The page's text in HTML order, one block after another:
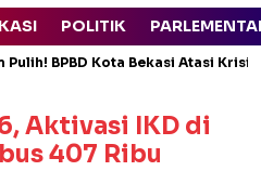
POLITIK
BPBD Kota Bekasi Atasi
Aktivasi IKD di
407 Ribu